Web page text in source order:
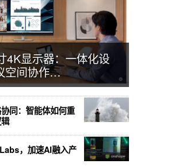
4K显示器：一体化设
空间协作…
同：智能体如何重
，加速AI融入产